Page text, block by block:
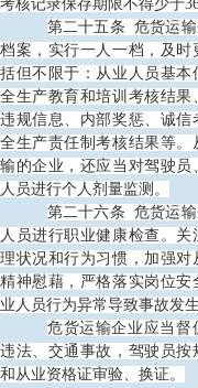
考核记录保存期限不得少于
第二十五条 危货运
档案，实行一人一档，及
括但不限于：从业人员基
全生产教育和培训考核结
违规信息、内部奖惩、诚
全生产责任制考核结果等。
输的企业，还应当对驾驶员
人员进行个人剂量监测。
第二十六条 危货运
人员进行职业健康检查。
理状况和行为习惯，加强对
精神慰藉，严格落实岗位安
业人员行为异常导致事故发生
危货运输企业应当督
违法、交通事故，驾驶员按
和从业资格证审验、换证。